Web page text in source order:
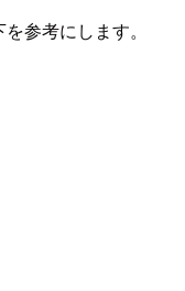
参考にします。